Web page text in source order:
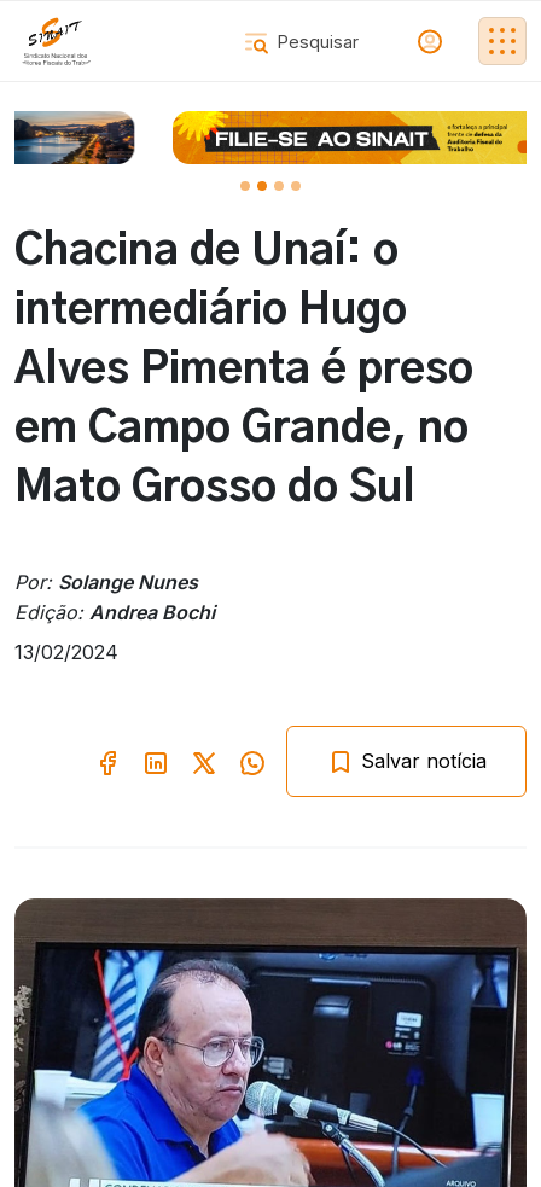
Chacina de Unaí: o
intermediário Hugo
Alves Pimenta é preso
em Campo Grande, no
Mato Grosso do Sul
Por: Solange Nunes
Edição: Andrea Bochi
13/02/2024
Salvar notícia